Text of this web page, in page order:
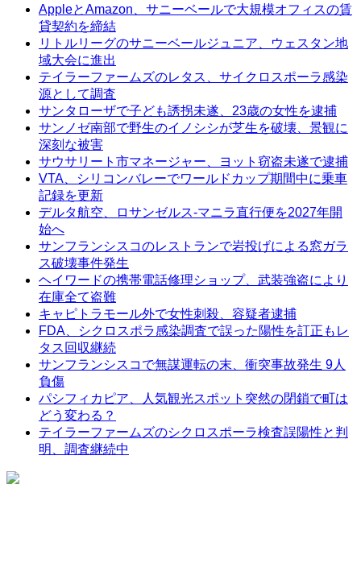
AppleとAmazon、サニーベールで大規模オフィスの賃
貸契約を締結
リトルリーグのサニーベールジュニア、ウェスタン地
域大会に進出
テイラーファームズのレタス、サイクロスポーラ感染
源として調査
サンタローザで子ども誘拐未遂、23歳の女性を逮捕
サンノゼ南部で野生のイノシシが芝生を破壊、景観に
深刻な被害
サウサリート市マネージャー、ヨット窃盗未遂で逮捕
VTA、シリコンバレーでワールドカップ期間中に乗車
記録を更新
デルタ航空、ロサンゼルス-マニラ直行便を2027年開
始へ
サンフランシスコのレストランで岩投げによる窓ガラ
ス破壊事件発生
ヘイワードの携帯電話修理ショップ、武装強盗により
在庫全て盗難
キャピトラモール外で女性刺殺、容疑者逮捕
FDA、シクロスポラ感染調査で誤った陽性を訂正もレ
タス回収継続
サンフランシスコで無謀運転の末、衝突事故発生 9人
負傷
パシフィカピア、人気観光スポット突然の閉鎖で町は
どう変わる？
テイラーファームズのシクロスポーラ検査誤陽性と判
明、調査継続中